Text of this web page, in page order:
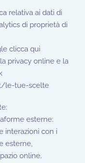
relativa ai dati di
di proprietà di
clicca qui
privacy online e la
le-tue-scelte
esterne:
interazioni con i
esterne,
online.